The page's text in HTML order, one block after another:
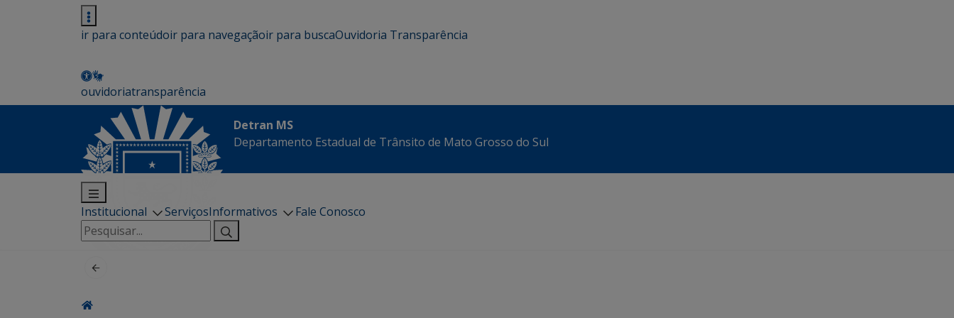
ir para conteúdoir para navegaçãoir para buscaOuvidoria Transparência
ouvidoriatransparência
Detran MS
Departamento Estadual de Trânsito de Mato Grosso do Sul
Institucional ServiçosInformativos
Fale Conosco
Pesquisar
por: